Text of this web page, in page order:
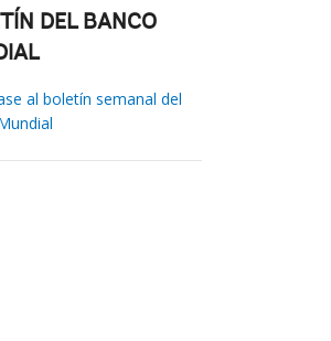
DEL BANCO
al boletín semanal del